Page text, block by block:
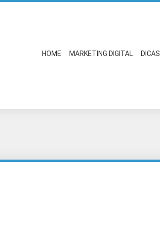
HOME MARKETING DIGITAL DICAS